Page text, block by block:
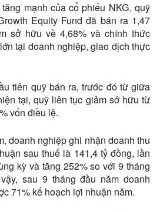
mạnh của cổ phiếu NKG, quỹ
Equity Fund đã bán ra 1,47
sở hữu về 4,68% và chính thức
tại doanh nghiệp, giao dịch thực
tiên quỹ bán ra, trước đó từ giữa
tại, quỹ liên tục giảm sở hữu từ
vốn điều lệ.
doanh nghiệp ghi nhận doanh thu
sau thuế là 141,4 tỷ đồng, lần
kỳ và tăng 252% so với 9 tháng
sau 9 tháng đầu năm doanh
71% kế hoạch lợi nhuận năm.